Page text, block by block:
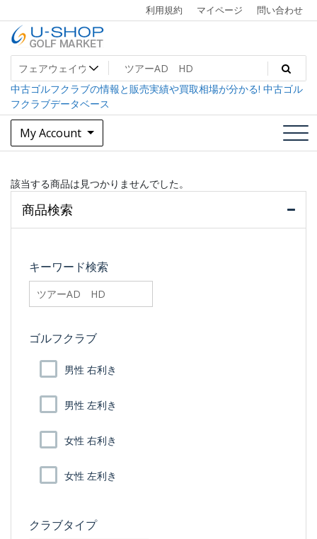
to
content
利用規約 マイページ 問い合わせ
U-SHOP Golf Market dev
中古ゴルフクラブ最大級！U-SHOPゴルフマーケット
中古ゴルフクラブの情報と販売実績や買取相場が分かる! 中古ゴル
フクラブデータベース
My Account
該当する商品は見つかりませんでした。
商品検索
キーワード検索
searchfilter_pro
ゴルフクラブ
男性 右利き
男性 左利き
女性 右利き
女性 左利き
クラブタイプ